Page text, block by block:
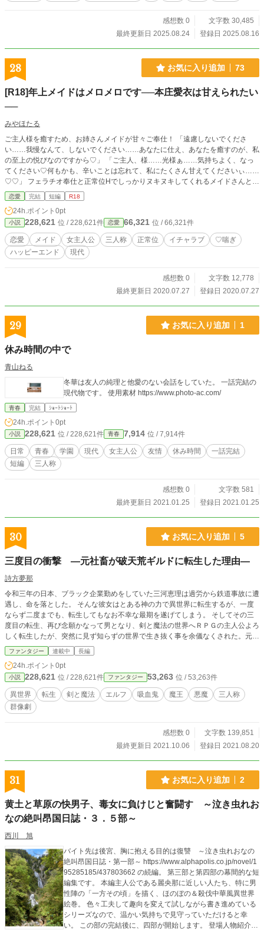
感想数 0
文字数 30,485
最終更新日 2025.08.24
登録日 2025.08.16
28 お気に入り追加 73
[R18]年上メイドはメロメロです──本庄愛衣は甘えられたい
──
みやほたる
ご主人様を癒すため、お姉さんメイドが甘々ご奉仕！ 「遠慮しないでくださ
い……我慢なんて、しないでください……あなたに仕え、あなたを癒すのが、私
の至上の悦びなのですから♡」 「ご主人、様……光様ぁ……気持ちよく、なっ
てください♡何もかも、辛いことは忘れて、私にたくさん甘えてくださいぃ……
♡♡」 フェラチオ奉仕と正常位Hでしっかりヌキヌキしてくれるメイドさんとの
幸せH！ ※過激な性描写があります。18才未満の方は閲覧を控えてください。
恋愛 完結 短編 R18
24h.ポイント 0pt
小説 228,621 位 / 228,621件 恋愛 66,321 位 / 66,321件
恋愛 メイド 女主人公 三人称 正常位 イチャラブ
♡喘ぎ
ハッピーエンド
現代
感想数 0
文字数 12,778
最終更新日 2020.07.27
登録日 2020.07.27
29 お気に入り追加 1
休み時間の中で
青山ねる
冬華は友人の純理と他愛のない会話をしていた。 一話完結の
現代物です。 使用素材 https://www.photo-ac.com/
青春 完結 ｼｮｰﾄｼｮｰﾄ
24h.ポイント 0pt
小説 228,621 位 / 228,621件 青春 7,914 位 / 7,914件
日常 青春 学園 現代 女主人公 友情 休み時間
一話完結
短編
三人称
感想数 0
文字数 581
最終更新日 2021.01.25
登録日 2021.01.25
30 お気に入り追加 5
三度目の衝撃 ―元社畜が破天荒ギルドに転生した理由―
詩方夢那
令和三年の日本、ブラック企業勤めをしていた三河恵理は過労から鉄道事故に遭
遇し、命を落とした。 そんな彼女はとある神の力で異世界に転生するが、一度
ならず二度までも、転生してもなお不幸な最期を遂げてしまう。 そしてその三
度目の転生、再び念願かなって男となり、剣と魔法の世界へＲＰＧの主人公よろ
しく転生したが、突然に見ず知らずの世界で生き抜く事を余儀なくされた。元社
畜の根性で異世界を生き抜こうとするが、転生早々次々と不運に見舞われ、助け
られるまま人ならざる仲間達と魔王を討ち取る旅に出る事になる。ほんのりスチ
ームパンクで危険な魔獣が跋扈する世界、破天荒過ぎる魔獣退治ギルドに入った
元人間の運命は……？ ☆ストック分は全部公開しましたので、完成した部分よ
り順次不定期に更新いたします。追って微修正等の手入れもしてまいります、ま
たよろしくお願いします。
ファンタジー 連載中 長編
24h.ポイント 0pt
小説 228,621 位 / 228,621件 ファンタジー 53,263 位 / 53,263件
異世界 転生 剣と魔法 エルフ 吸血鬼 魔王 悪魔
三人称
群像劇
感想数 0
文字数 139,851
最終更新日 2021.10.06
登録日 2021.08.20
31 お気に入り追加 2
黄土と草原の快男子、毒女に負けじと奮闘す ～泣き虫れお
なの絶叫昂国日誌・３．５部～
西川 旭
バイト先は後宮、胸に抱える目的は復讐 ～泣き虫れおなの
絶叫昂国日誌・第一部～ https://www.alphapolis.co.jp/novel/1
95285185/437803662 の続編。 第三部と第四部の幕間的な短
編集です。 本編主人公である麗央那に近しい人たち、特に男
性陣の「一方その頃」を描く、ほのぼの＆殺伐中華風異世界
絵巻。 色々工夫して趣向を変えて試しながら書き進めている
シリーズなので、温かい気持ちで見守っていただけると幸
い。 この部の完結後に、四部が開始します。 登場人物紹介